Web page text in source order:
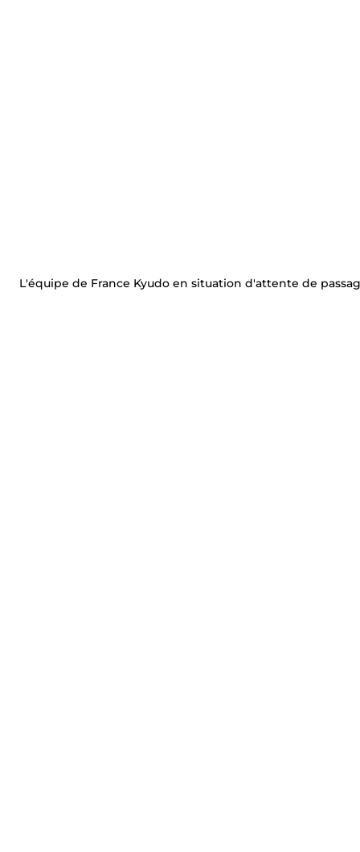
L'équipe de France Kyudo en situation d'attente de